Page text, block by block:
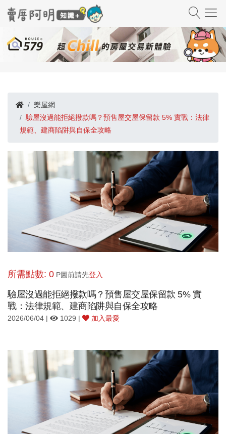
樂屋網
驗屋沒過能拒絕撥款嗎？預售屋交屋保留款 5% 實戰：法律
規範、建商陷阱與自保全攻略
所需點數: 0 P圖前請先登入
驗屋沒過能拒絕撥款嗎？預售屋交屋保留款 5% 實
戰：法律規範、建商陷阱與自保全攻略
2026/06/04 | 1029 | 加入最愛